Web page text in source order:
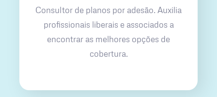
Consultor de planos por adesão. Auxilia
profissionais liberais e associados a
encontrar as melhores opções de
cobertura.